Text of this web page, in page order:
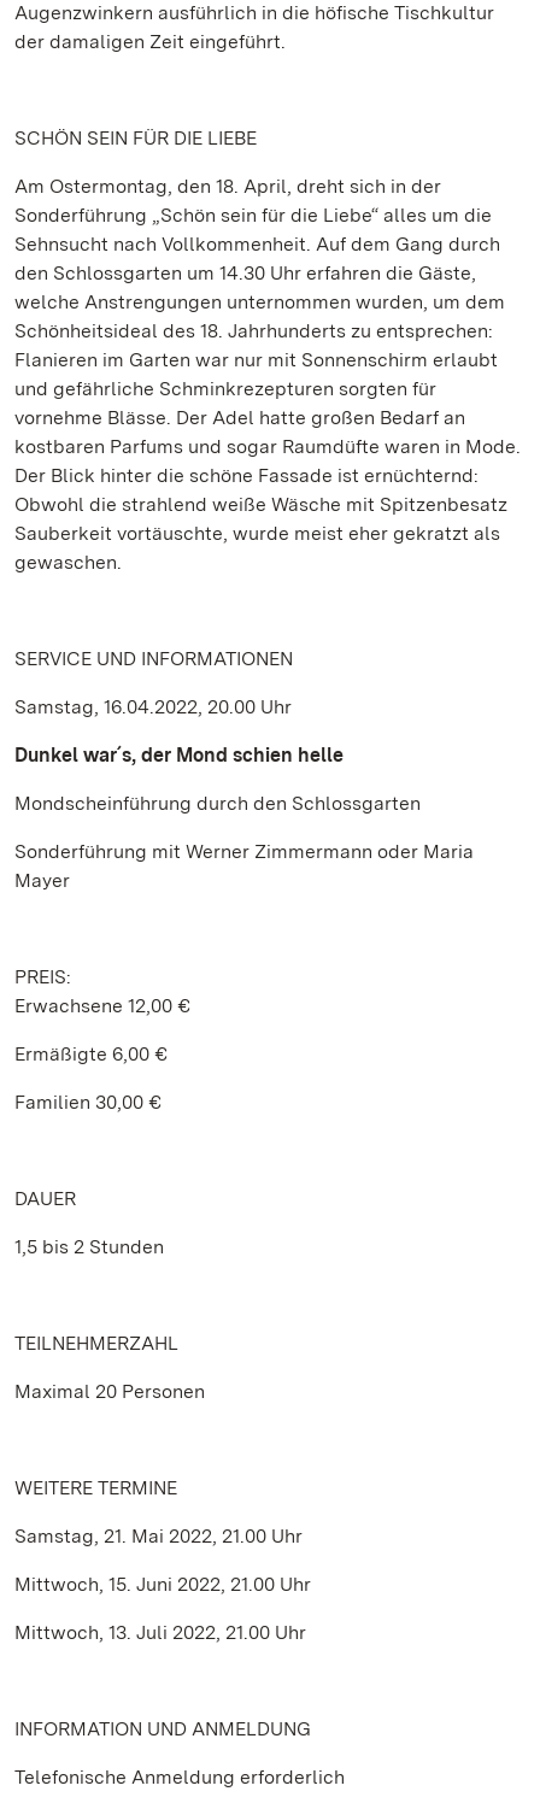
Augenzwinkern ausführlich in die höfische Tischkultur
der damaligen Zeit eingeführt.
SCHÖN SEIN FÜR DIE LIEBE
Am Ostermontag, den 18. April, dreht sich in der
Sonderführung „Schön sein für die Liebe“ alles um die
Sehnsucht nach Vollkommenheit. Auf dem Gang durch
den Schlossgarten um 14.30 Uhr erfahren die Gäste,
welche Anstrengungen unternommen wurden, um dem
Schönheitsideal des 18. Jahrhunderts zu entsprechen:
Flanieren im Garten war nur mit Sonnenschirm erlaubt
und gefährliche Schminkrezepturen sorgten für
vornehme Blässe. Der Adel hatte großen Bedarf an
kostbaren Parfums und sogar Raumdüfte waren in Mode.
Der Blick hinter die schöne Fassade ist ernüchternd:
Obwohl die strahlend weiße Wäsche mit Spitzenbesatz
Sauberkeit vortäuschte, wurde meist eher gekratzt als
gewaschen.
SERVICE UND INFORMATIONEN
Samstag, 16.04.2022, 20.00 Uhr
Dunkel war´s, der Mond schien helle
Mondscheinführung durch den Schlossgarten
Sonderführung mit Werner Zimmermann oder Maria
Mayer
PREIS:
Erwachsene 12,00 €
Ermäßigte 6,00 €
Familien 30,00 €
DAUER
1,5 bis 2 Stunden
TEILNEHMERZAHL
Maximal 20 Personen
WEITERE TERMINE
Samstag, 21. Mai 2022, 21.00 Uhr
Mittwoch, 15. Juni 2022, 21.00 Uhr
Mittwoch, 13. Juli 2022, 21.00 Uhr
INFORMATION UND ANMELDUNG
Telefonische Anmeldung erforderlich